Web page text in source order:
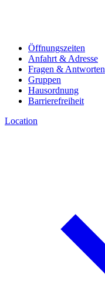
Öffnungszeiten
Anfahrt & Adresse
Fragen & Antworten
Gruppen
Hausordnung
Barrierefreiheit
Location